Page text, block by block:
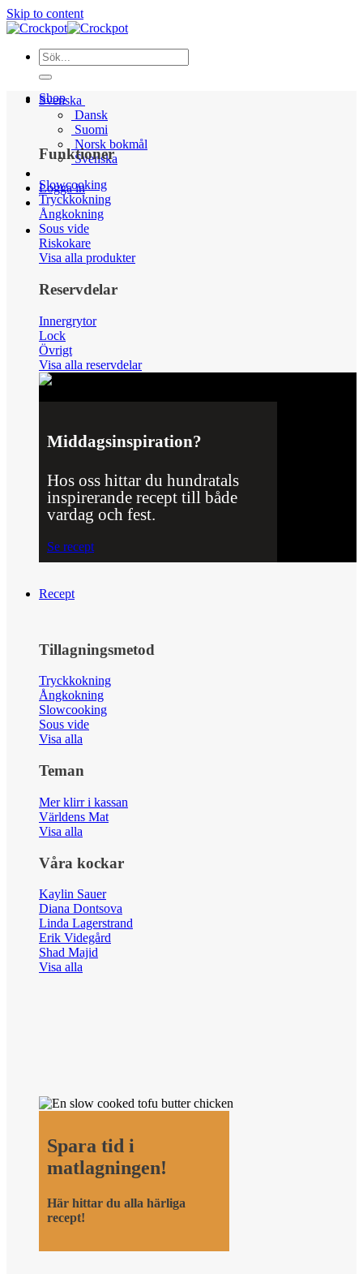
Skip to content
Svenska
Dansk
Suomi
Norsk bokmål
Svenska
Logga in
Shop
Funktioner
Slowcooking
Tryckkokning
Ångkokning
Sous vide
Riskokare
Visa alla produkter
Reservdelar
Innergrytor
Lock
Övrigt
Visa alla reservdelar
Middagsinspiration?
Hos oss hittar du hundratals
inspirerande recept till både
vardag och fest.
Se recept
Recept
Tillagningsmetod
Tryckkokning
Ångkokning
Slowcooking
Sous vide
Visa alla
Teman
Mer klirr i kassan
Världens Mat
Visa alla
Våra kockar
Kaylin Sauer
Diana Dontsova
Linda Lagerstrand
Erik Videgård
Shad Majid
Visa alla
Spara tid i
matlagningen!
Här hittar du alla härliga
recept!